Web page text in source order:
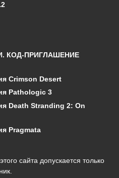
КОД-ПРИГЛАШЕНИЕ
Crimson Desert
Pathologic 3
Death Stranding 2: On
Pragmata
сайта допускается только